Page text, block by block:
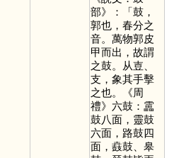
部》：「鼓，
郭也，春分之
音。萬物郭皮
甲而出，故謂
之鼓。从壴、
支，象其手擊
之也。《周
禮》六鼓：靁
鼓八面，靈鼓
六面，路鼓四
面，鼖鼓、皋